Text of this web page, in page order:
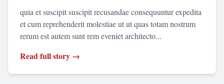
quia et suscipit suscipit recusandae consequuntur expedita
et cum reprehenderit molestiae ut ut quas totam nostrum
rerum est autem sunt rem eveniet architecto...
Read full story →